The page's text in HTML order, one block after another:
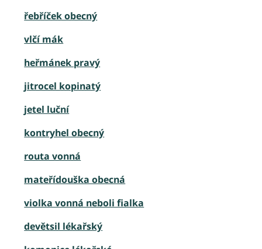
řebříček obecný
vlčí mák
heřmánek pravý
jitrocel kopinatý
jetel luční
kontryhel obecný
routa vonná
mateřídouška obecná
violka vonná neboli fialka
devětsil lékařský